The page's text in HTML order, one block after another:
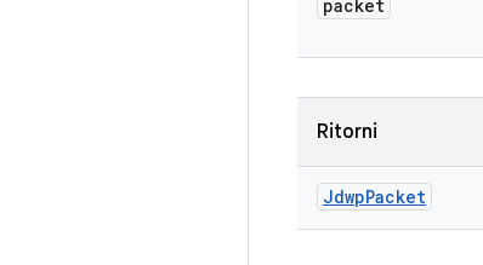
packet
Ritorni
JdwpPacket